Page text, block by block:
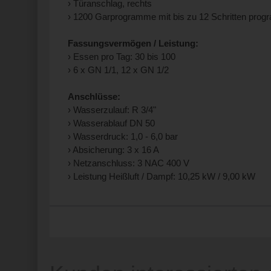
› Türanschlag, rechts
› 1200 Garprogramme mit bis zu 12 Schritten
Fassungsvermögen / Leistung:
› Essen pro Tag: 30 bis 100
› 6 x GN 1/1, 12 x GN 1/2
Anschlüsse:
› Wasserzulauf: R 3/4"
› Wasserablauf DN 50
› Wasserdruck: 1,0 - 6,0 bar
› Absicherung: 3 x 16 A
› Netzanschluss: 3 NAC 400 V
› Leistung Heißluft / Dampf: 10,25 kW / 9,00 kW